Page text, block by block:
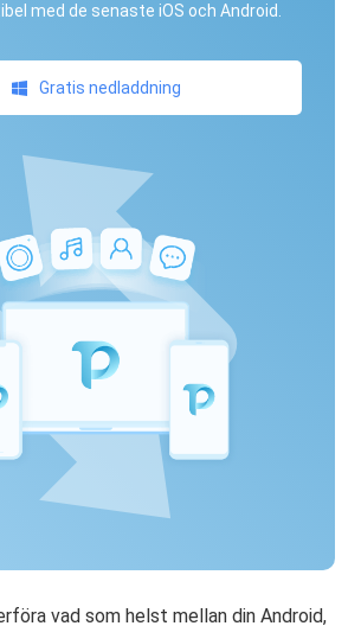
med de senaste iOS och Android.
Gratis nedladdning
vad som helst mellan din Android,